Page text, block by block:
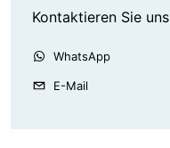
Kontaktieren Sie uns
WhatsApp
E-Mail